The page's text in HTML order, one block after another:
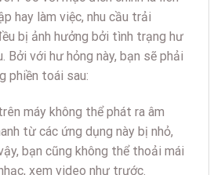
hay làm việc, nhu cầu trải
bị ảnh hưởng bởi tình trạng hư
Bởi với hư hỏng này, bạn sẽ phải
phiền toái sau:
máy không thể phát ra âm
từ các ứng dụng này bị nhỏ,
bạn cũng không thể thoải mái
xem video như trước.